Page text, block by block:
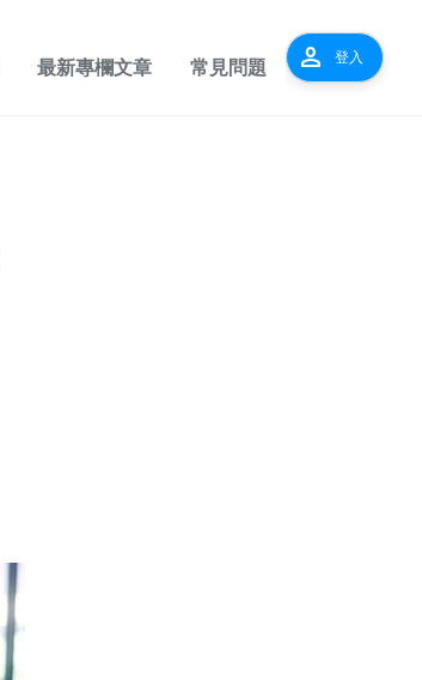
最新專欄文章 常見問題 person 登入